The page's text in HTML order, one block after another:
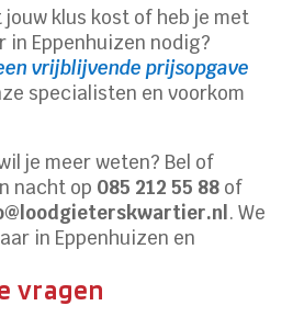
klus kost of heb je met
in Eppenhuizen nodig?
vrijblijvende prijsopgave
specialisten en voorkom
je meer weten? Bel of
nacht op 085 212 55 88 of
. We
in Eppenhuizen en
vragen